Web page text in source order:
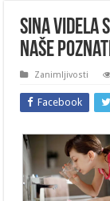
SINA
naše
Zanimljivosti
Facebook